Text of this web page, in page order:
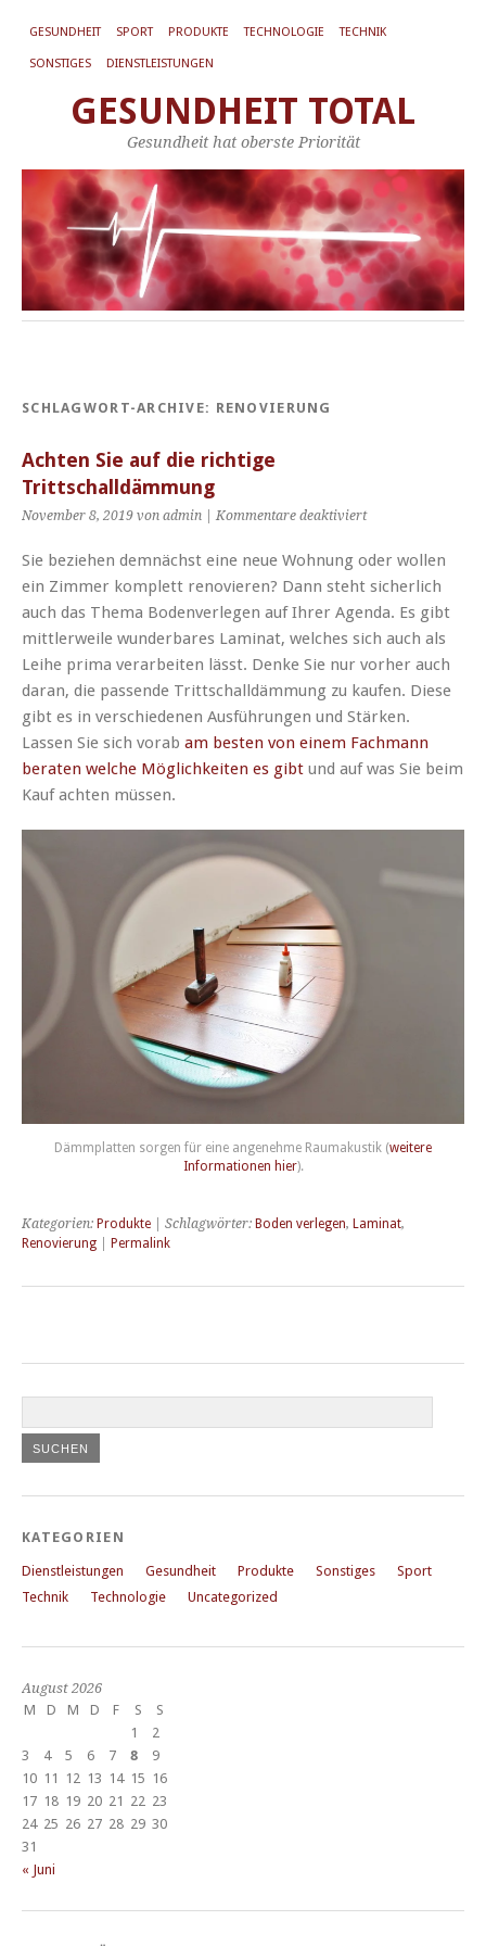
GESUNDHEIT SPORT PRODUKTE TECHNOLOGIE TECHNIK
SONSTIGES DIENSTLEISTUNGEN
GESUNDHEIT TOTAL
Gesundheit hat oberste Priorität
SCHLAGWORT-ARCHIVE: RENOVIERUNG
Achten Sie auf die richtige
Trittschalldämmung
November 8, 2019 von admin | Kommentare deaktiviertfür
Sie
die
richtige
Sie beziehen demnächst eine neue Wohnung oder wollen
ein Zimmer komplett renovieren? Dann steht sicherlich
auch das Thema Bodenverlegen auf Ihrer Agenda. Es gibt
mittlerweile wunderbares Laminat, welches sich auch als
Leihe prima verarbeiten lässt. Denke Sie nur vorher auch
daran, die passende Trittschalldämmung zu kaufen. Diese
gibt es in verschiedenen Ausführungen und Stärken.
Lassen Sie sich vorab am besten von einem Fachmann
beraten welche Möglichkeiten es gibt und auf was Sie beim
Kauf achten müssen.
Dämmplatten sorgen für eine angenehme Raumakustik (weitere
Informationen hier).
Kategorien: Produkte | Schlagwörter: Boden verlegen, Laminat,
Renovierung
Permalink
KATEGORIEN
Dienstleistungen Gesundheit Produkte Sonstiges
Sport
Technik
Technologie Uncategorized
August 2026
M
D M D F S
S
1
2
3
4 5 6 7 8
9
10 11 12 13 14 15 16
17 18 19 20 21 22 23
24 25 26 27 28 29 30
31
« Juni